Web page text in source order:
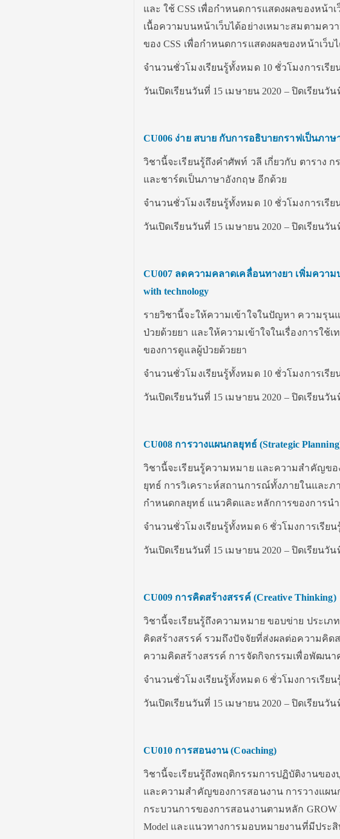
และ ใช้ CSS เพื่อกำหนดการแสดงผลของหน้าเ
เนื้อความบนหน้าเว็บได้อย่างเหมาะสมตามคว
ของ CSS เพื่อกำหนดการแสดงผลของหน้าเว็บ
จำนวนชั่วโมงเรียนรู้ทั้งหมด 10 ชั่วโมงการเรีย
วันเปิดเรียนวันที่ 15 เมษายน 2020 – ปิดเรียนวัน
CU006 ง่าย สบาย กับการอธิบายกราฟเป็นภาษ
วิชานี้จะเรียนรู้ถึงคำศัพท์ วลี เกี่ยวกับ ตาราง
และชาร์ตเป็นภาษาอังกฤษ อีกด้วย
จำนวนชั่วโมงเรียนรู้ทั้งหมด 10 ชั่วโมงการเรีย
วันเปิดเรียนวันที่ 15 เมษายน 2020 – ปิดเรียนวัน
CU007 ลดความคลาดเคลื่อนทางยา เพิ่มความ
with technology
รายวิชานี้จะให้ความเข้าใจในปัญหา ความรุ
ป่วยด้วยยา และให้ความเข้าใจในเรื่องการใ
ของการดูแลผู้ป่วยด้วยยา
จำนวนชั่วโมงเรียนรู้ทั้งหมด 10 ชั่วโมงการเรีย
วันเปิดเรียนวันที่ 15 เมษายน 2020 – ปิดเรียนวัน
CU008 การวางแผนกลยุทธ์ (Strategic
วิชานี้จะเรียนรู้ความหมาย และความสำคัญข
ยุทธ์ การวิเคราะห์สถานการณ์ทั้งภายในและภ
กำหนดกลยุทธ์ แนวคิดและหลักการของการน
จำนวนชั่วโมงเรียนรู้ทั้งหมด 6 ชั่วโมงการเรียน
วันเปิดเรียนวันที่ 15 เมษายน 2020 – ปิดเรียนวัน
CU009 การคิดสร้างสรรค์ (Creative Thinking)
วิชานี้จะเรียนรู้ถึงความหมาย ขอบข่าย ประเ
คิดสร้างสรรค์ รวมถึงปัจจัยที่ส่งผลต่อความคิ
ความคิดสร้างสรรค์ การจัดกิจกรรมเพื่อพัฒน
จำนวนชั่วโมงเรียนรู้ทั้งหมด 6 ชั่วโมงการเรียน
วันเปิดเรียนวันที่ 15 เมษายน 2020 – ปิดเรียนวัน
CU010 การสอนงาน(Coaching)
วิชานี้จะเรียนรู้ถึงพฤติกรรมการปฏิบัติงานขอ
และความสำคัญของการสอนงาน การวางแผน
กระบวนการของการสอนงานตามหลัก
Model และแนวทางการมอบหมายงานที่มีประ